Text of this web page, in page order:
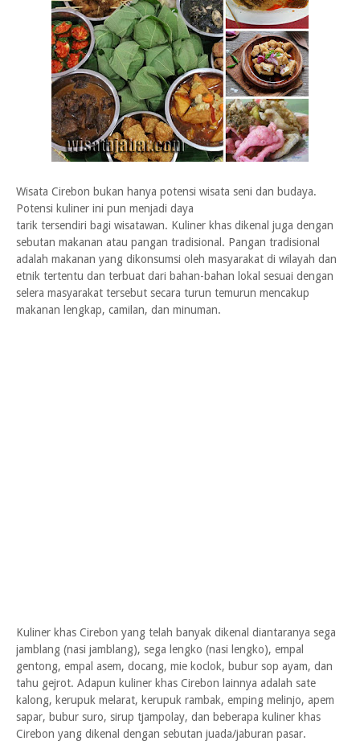
Wisata Cirebon bukan hanya potensi wisata seni dan budaya.
Potensi kuliner ini pun menjadi daya
tarik tersendiri bagi wisatawan. Kuliner khas dikenal juga dengan
sebutan makanan atau pangan tradisional. Pangan tradisional
adalah makanan yang dikonsumsi oleh masyarakat di wilayah dan
etnik tertentu dan terbuat dari bahan-bahan lokal sesuai dengan
selera masyarakat tersebut secara turun temurun mencakup
makanan lengkap, camilan, dan minuman.
Kuliner khas Cirebon yang telah banyak dikenal diantaranya sega
jamblang (nasi jamblang), sega lengko (nasi lengko), empal
gentong, empal asem, docang, mie koclok, bubur sop ayam, dan
tahu gejrot. Adapun kuliner khas Cirebon lainnya adalah sate
kalong, kerupuk melarat, kerupuk rambak, emping melinjo, apem
sapar, bubur suro, sirup tjampolay, dan beberapa kuliner khas
Cirebon yang dikenal dengan sebutan juada/jaburan pasar.